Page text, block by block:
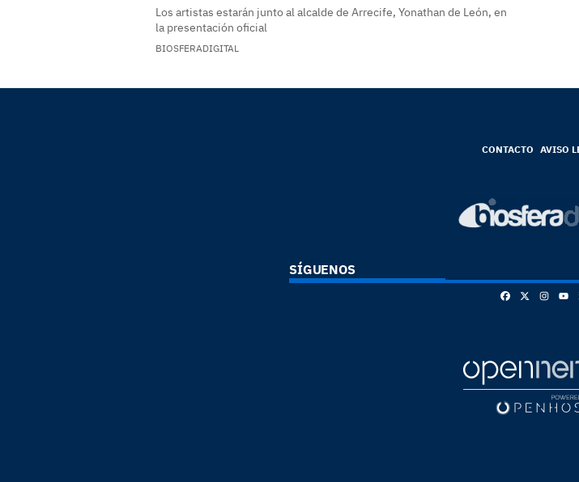
Los artistas estarán junto al alcalde de Arrecife, Yonathan de León, en
la presentación oficial
BIOSFERADIGITAL
CONTACTO AVISO
SÍGUENOS
Facebook